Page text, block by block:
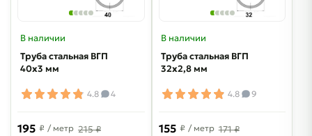
В наличии
Труба стальная ВГП
40х3 мм
4.8 4
195 ₽ / метр 215 ₽
В наличии
Труба стальная ВГП
32х2,8 мм
4.8 9
155 ₽ / метр 171 ₽